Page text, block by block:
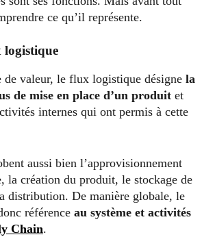
ce qu’il représente.
de valeur, le flux logistique désigne la
de mise en place d’un produit et
internes qui ont permis à cette
aussi bien l’approvisionnement
la création du produit, le stockage de
distribution. De manière globale, le
référence au système et activités
Chain.